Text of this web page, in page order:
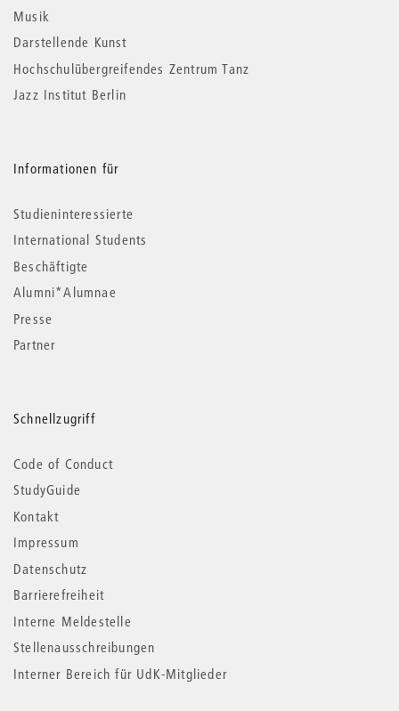
Musik
Darstellende Kunst
Hochschulübergreifendes Zentrum Tanz
Jazz Institut Berlin
Informationen für
Studieninteressierte
International Students
Beschäftigte
Alumni*Alumnae
Presse
Partner
Schnellzugriff
Code of Conduct
StudyGuide
Kontakt
Impressum
Datenschutz
Barrierefreiheit
Interne Meldestelle
Stellenausschreibungen
Interner Bereich für UdK-Mitglieder